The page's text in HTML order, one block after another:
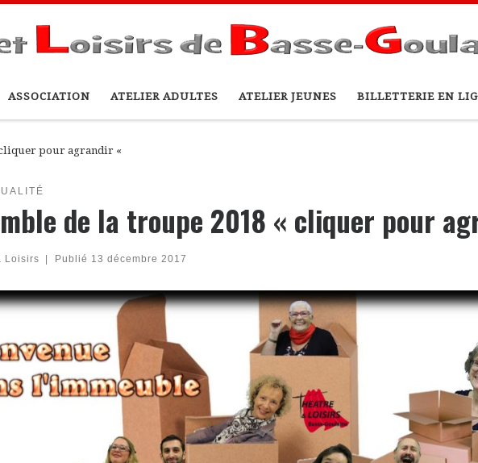
ASSOCIATION ATELIER ADULTES ATELIER JEUNES BILLETTERIE EN
cliquer pour agrandir «
de la troupe 2018 « cliquer pour
Loisirs Publié 13 décembre 2017